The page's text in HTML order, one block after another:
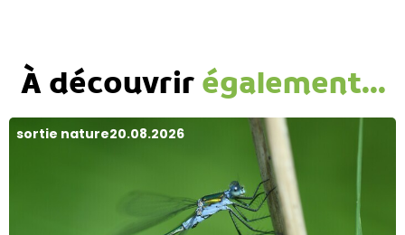
À découvrirégalement...
sortie nature20.08.2026